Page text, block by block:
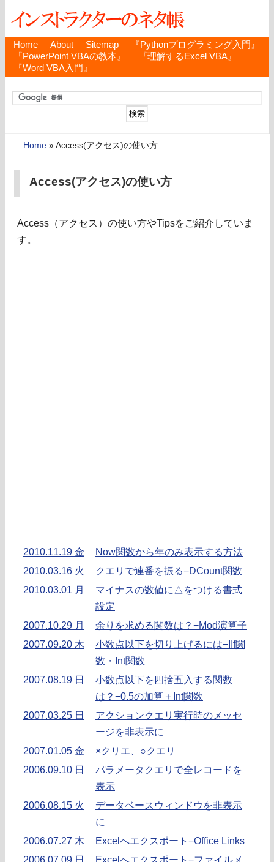
Home About Sitemap
『Pythonプログラミング入門』
『PowerPoint VBAの教本』
『理解するExcel VBA』
『Word VBA入門』
Home » Access(アクセス)の使い方
Access(アクセス)の使い方
Access（アクセス）の使い方やTipsをご紹介していま
す。
2010.11.19 金
Now関数から年のみ表示する方法
2010.03.16 火
クエリで連番を振る−DCount関数
2010.03.01 月
マイナスの数値に△をつける書式
設定
2007.10.29 月
余りを求める関数は？−Mod演算子
2007.09.20 木
小数点以下を切り上げるには−IIf関
数・Int関数
2007.08.19 日
小数点以下を四捨五入する関数
は？−0.5の加算＋Int関数
2007.03.25 日
アクションクエリ実行時のメッセ
ージを非表示に
2007.01.05 金
×クリエ、○クエリ
2006.09.10 日
パラメータクエリで全レコードを
表示
2006.08.15 火
データベースウィンドウを非表示
に
2006.07.27 木
Excelへエクスポート−Office Links
2006.07.09 日
Excelへエクスポート−ファイルメ